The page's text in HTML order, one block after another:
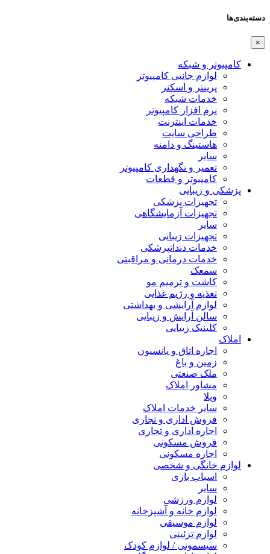
دسته‌بندی‌ها
×
کامپیوتر و شبکه
لوازم جانبی کامپیوتر
پرینتر و اسکنر
خدمات شبکه
نرم افزار کامپیوتر
خدمات اینترنت
طراحی سایت
هاستینگ و دامنه
سایر
تعمیر و نگهداری کامپیوتر
کامپیوتر و قطعات
پزشکی و زیبایی
تجهیزات پزشکی
تجهیزات آزمایشگاهی
سایر
تجهیزات زیبایی
خدمات دندانپزشکی
خدمات درمانی و مراقبتی
سمعک
کاشت و ترمیم مو
تغذیه و رژیم غذایی
لوازم آرایشی و بهداشتی
سالن آرایش و زیبایی
کلینیک زیبایی
املاک
اجاره اتاق و پانسیون
زمین و باغ
ملک صنعتی
مشاور املاک
ویلا
سایر خدمات املاک
فروش اداری و تجاری
اجاره اداری و تجاری
فروش مسکونی
اجاره مسکونی
لوازم خانگی و شخصی
اسباب بازی
سایر
لوازم ورزشی
لوازم خانه و آشپزخانه
لوازم موسیقی
لوازم تزئینی
سیسمونی / لوازم کودک